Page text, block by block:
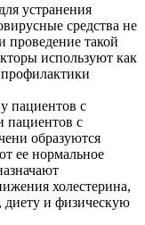
устранения
средства не
проведение такой
используют как
пациентов с
пациентов с
образуются
ее нормальное
холестерина,
диету и физическую